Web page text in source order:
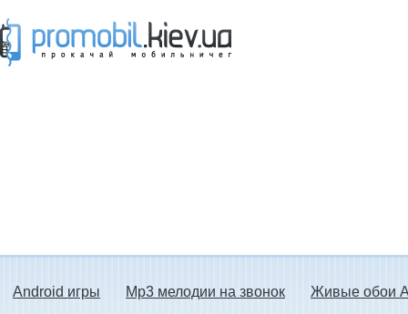
Android игры Mp3 мелодии на звонок Живые обои